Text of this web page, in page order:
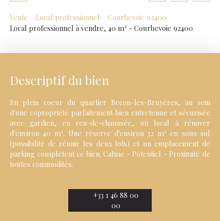
Vente Local professionnel
Courbevoie 92400
Local professionnel à vendre, 40 m² - Courbevoie 92400
Descriptif du bien
En plein coeur du quartier Becon-les-Bruyères, au sein
d'une copropriété parfaitement bien entretenue et sécurisée
avec gardien, en rez-de-chaussée, un local à rénover
d'environ 40 m². Une réserve d'environ 32 m² en sous sol
(possibilité de réunir les deux lots) et un emplacement de
parking complètent ce bien. Calme - Potentiel - Proximité de
toutes commodités.
+33 1 46 88 00
00